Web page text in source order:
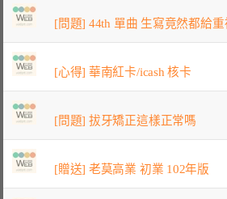
[問題] 44th 單曲 生寫竟然都給重
[心得] 華南紅卡/icash 核卡
[問題] 拔牙矯正這樣正常嗎
[贈送] 老莫高業 初業 102年版